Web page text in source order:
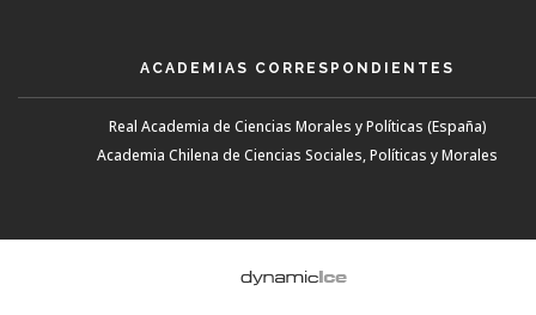
ACADEMIAS CORRESPONDIENTES
Real Academia de Ciencias Morales y Políticas (España)
Academia Chilena de Ciencias Sociales, Políticas y Morales